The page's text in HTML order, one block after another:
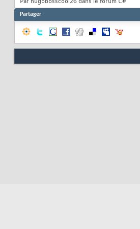
Par hugobosscool26 dans le forum C#
Partager